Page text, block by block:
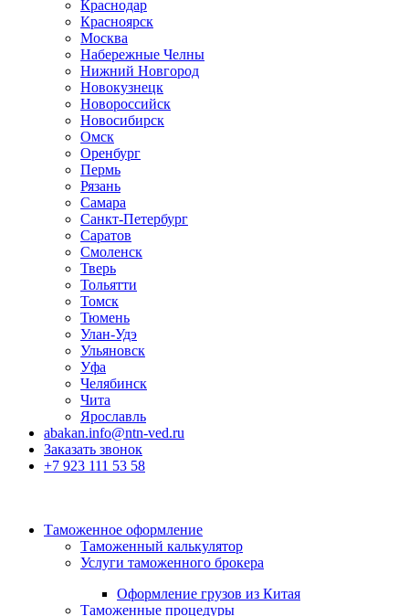
Краснодар
Красноярск
Москва
Набережные Челны
Нижний Новгород
Новокузнецк
Новороссийск
Новосибирск
Омск
Оренбург
Пермь
Рязань
Самара
Санкт-Петербург
Саратов
Смоленск
Тверь
Тольятти
Томск
Тюмень
Улан-Удэ
Ульяновск
Уфа
Челябинск
Чита
Ярославль
abakan.info@ntn-ved.ru
Заказать звонок
+7 923 111 53 58
Таможенное оформление
Таможенный калькулятор
Услуги таможенного брокера
Оформление грузов из Китая
Таможенные процедуры